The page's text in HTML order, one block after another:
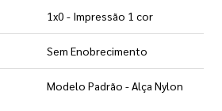
1x0 - Impressão 1 cor
Sem Enobrecimento
Modelo Padrão - Alça Nylon